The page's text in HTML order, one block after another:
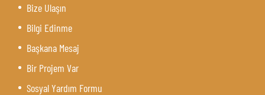
Bize Ulaşın
Bilgi Edinme
Başkana Mesaj
Bir Projem Var
Sosyal Yardım Formu